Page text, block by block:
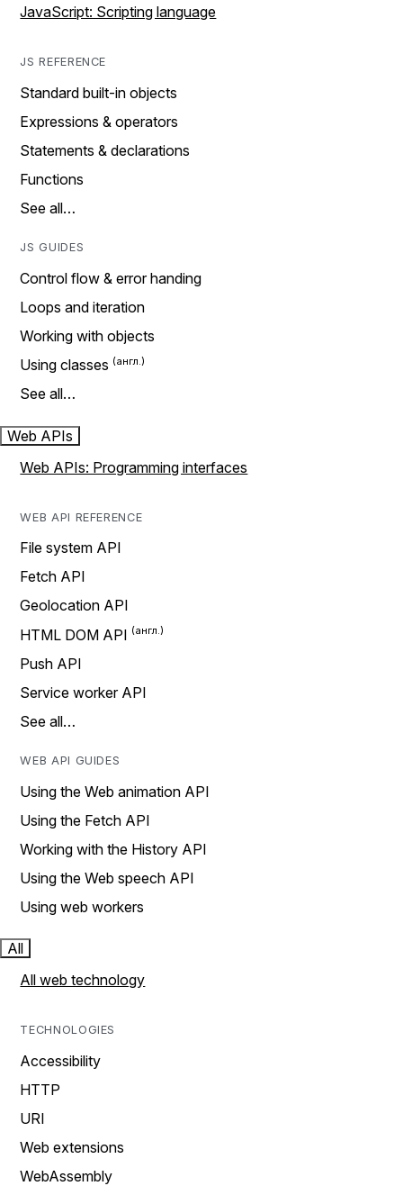
JavaScript: Scripting language
JS REFERENCE
Standard built-in objects
Expressions & operators
Statements & declarations
Functions
See all…
JS GUIDES
Control flow & error handing
Loops and iteration
Working with objects
Using classes
See all…
Web APIs
Web APIs: Programming interfaces
WEB API REFERENCE
File system API
Fetch API
Geolocation API
HTML DOM API
Push API
Service worker API
See all…
WEB API GUIDES
Using the Web animation API
Using the Fetch API
Working with the History API
Using the Web speech API
Using web workers
All
All web technology
TECHNOLOGIES
Accessibility
HTTP
URI
Web extensions
WebAssembly